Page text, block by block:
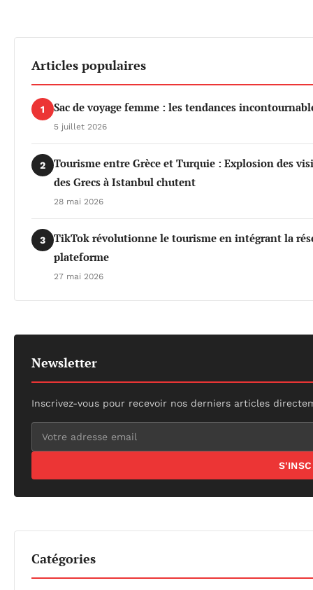
Articles populaires
1 Sac de voyage femme : les tendances
5 juillet 2026
2
Tourisme entre Grèce et Turquie : Explosion des
des Grecs à Istanbul chutent
28 mai 2026
3
TikTok révolutionne le tourisme en intégrant la
plateforme
27 mai 2026
Newsletter
Inscrivez-vous pour recevoir nos derniers articles
Catégories